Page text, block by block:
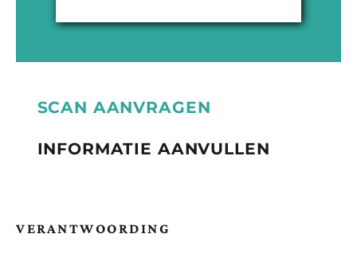
SCAN AANVRAGEN
INFORMATIE AANVULLEN
VERANTWOORDING